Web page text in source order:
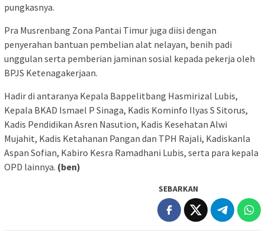
pungkasnya.
Pra Musrenbang Zona Pantai Timur juga diisi dengan
penyerahan bantuan pembelian alat nelayan, benih padi
unggulan serta pemberian jaminan sosial kepada pekerja oleh
BPJS Ketenagakerjaan.
Hadir di antaranya Kepala Bappelitbang Hasmirizal Lubis,
Kepala BKAD Ismael P Sinaga, Kadis Kominfo Ilyas S Sitorus,
Kadis Pendidikan Asren Nasution, Kadis Kesehatan Alwi
Mujahit, Kadis Ketahanan Pangan dan TPH Rajali, Kadiskanla
Aspan Sofian, Kabiro Kesra Ramadhani Lubis, serta para kepala
OPD lainnya. (ben)
SEBARKAN